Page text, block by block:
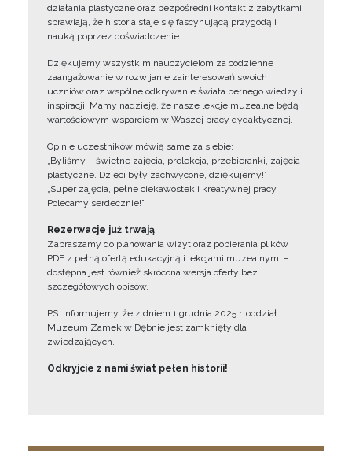
działania plastyczne oraz bezpośredni kontakt z zabytkami
sprawiają, że historia staje się fascynującą przygodą i
nauką poprzez doświadczenie.
Dziękujemy wszystkim nauczycielom za codzienne
zaangażowanie w rozwijanie zainteresowań swoich
uczniów oraz wspólne odkrywanie świata pełnego wiedzy i
inspiracji. Mamy nadzieję, że nasze lekcje muzealne będą
wartościowym wsparciem w Waszej pracy dydaktycznej.
Opinie uczestników mówią same za siebie:
„Byliśmy – świetne zajęcia, prelekcja, przebieranki, zajęcia
plastyczne. Dzieci były zachwycone, dziękujemy!”
„Super zajęcia, pełne ciekawostek i kreatywnej pracy.
Polecamy serdecznie!”
Rezerwacje już trwają
Zapraszamy do planowania wizyt oraz pobierania plików
PDF z pełną ofertą edukacyjną i lekcjami muzealnymi –
dostępna jest również skrócona wersja oferty bez
szczegółowych opisów.
PS. Informujemy, że z dniem 1 grudnia 2025 r. oddział
Muzeum Zamek w Dębnie jest zamknięty dla
zwiedzających.
Odkryjcie z nami świat pełen historii!